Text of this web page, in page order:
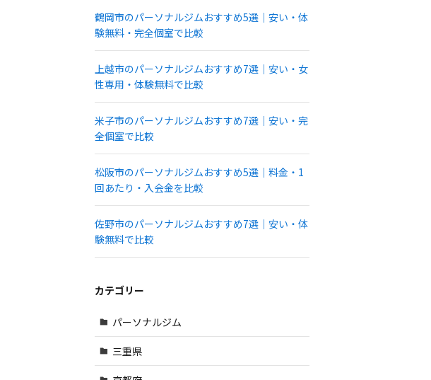
鶴岡市のパーソナルジムおすすめ5選｜安い・体
験無料・完全個室で比較
上越市のパーソナルジムおすすめ7選｜安い・女
性専用・体験無料で比較
米子市のパーソナルジムおすすめ7選｜安い・完
全個室で比較
松阪市のパーソナルジムおすすめ5選｜料金・1
回あたり・入会金を比較
佐野市のパーソナルジムおすすめ7選｜安い・体
験無料で比較
カテゴリー
パーソナルジム
三重県